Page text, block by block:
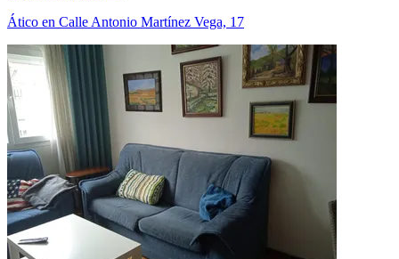
Ático en Calle Antonio Martínez Vega, 17